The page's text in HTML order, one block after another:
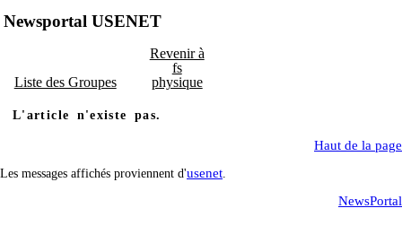
Newsportal USENET
Liste des Groupes
Revenir à
fs
physique
L'article n'existe pas.
Haut de la page
Les messages affichés proviennent d'usenet
NewsPortal